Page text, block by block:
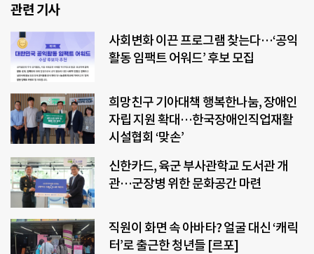
관련 기사
사회변화 이끈 프로그램 찾는다…‘공익
활동 임팩트 어워드’ 후보 모집
희망친구 기아대책 행복한나눔, 장애인
자립 지원 확대…한국장애인직업재활
시설협회 ‘맞손’
신한카드, 육군 부사관학교 도서관 개
관…군장병 위한 문화공간 마련
직원이 화면 속 아바타? 얼굴 대신 ‘캐릭
터’로 출근한 청년들 [르포]